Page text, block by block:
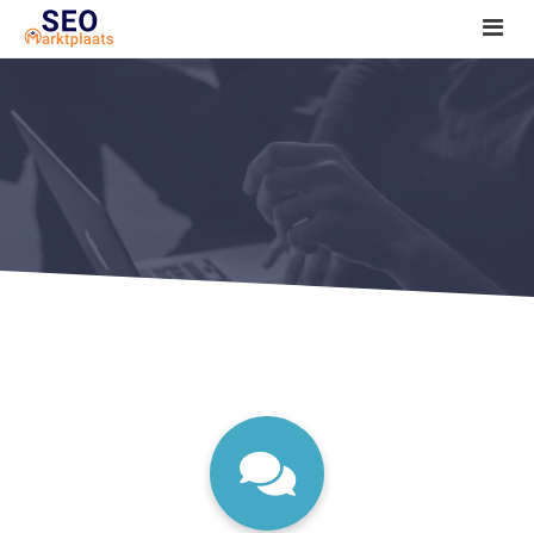
SEO tools reviews
Marketeer bij jou in de buurt?
Offerte
1. Seo voor beginners +
2. Onderzoeken +